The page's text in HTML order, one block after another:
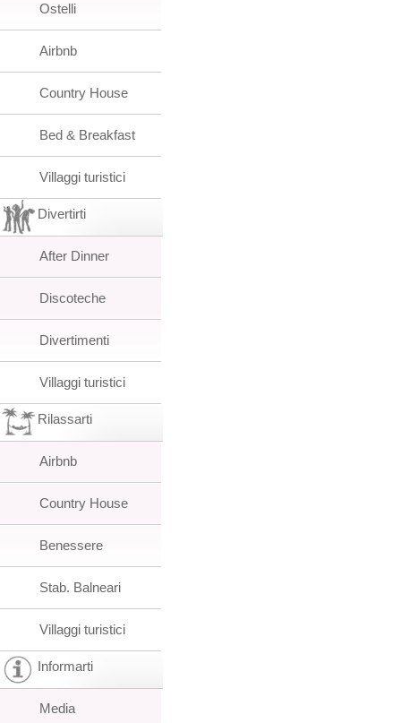
Ostelli
Airbnb
Country House
Bed & Breakfast
Villaggi turistici
Divertirti
After Dinner
Discoteche
Divertimenti
Villaggi turistici
Rilassarti
Airbnb
Country House
Benessere
Stab. Balneari
Villaggi turistici
Informarti
Media